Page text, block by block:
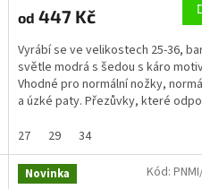
od 447 Kč
Vyrábí se ve velikostech 25-36,
světle modrá s šedou s káro
Vhodné pro normální nožky,
a úzké paty. Přezůvky, které
27
29 34
Novinka Kód: